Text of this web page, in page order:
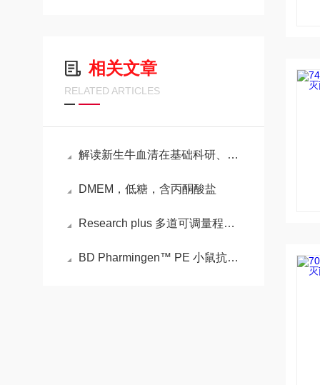
相关文章
RELATED ARTICLES
解读新生牛血清在基础科研、疫苗生产与生物制药中的不可替代性
DMEM，低糖，含丙酮酸盐
Research plus 多道可调量程移液器的特性
BD Pharmingen™ PE 小鼠抗人 HLA-DR的特点